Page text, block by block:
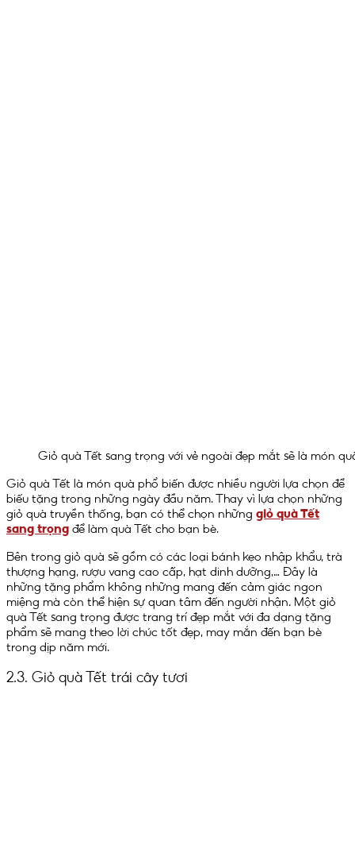
Giỏ quà Tết sang trọng với vẻ ngoài đẹp mắt sẽ là món
Giỏ quà Tết là món quà phổ biến được nhiều người lựa chọn để
biếu tặng trong những ngày đầu năm. Thay vì lựa chọn những
giỏ quà truyền thống, bạn có thể chọn những giỏ quà Tết
sang trọng để làm quà Tết cho bạn bè.
Bên trong giỏ quà sẽ gồm có các loại bánh kẹo nhập khẩu, trà
thượng hạng, rượu vang cao cấp, hạt dinh dưỡng,… Đây là
những tặng phẩm không những mang đến cảm giác ngon
miệng mà còn thể hiện sự quan tâm đến người nhận. Một giỏ
quà Tết sang trọng được trang trí đẹp mắt với đa dạng tặng
phẩm sẽ mang theo lời chúc tốt đẹp, may mắn đến bạn bè
trong dịp năm mới.
2.3. Giỏ quà Tết trái cây tươi